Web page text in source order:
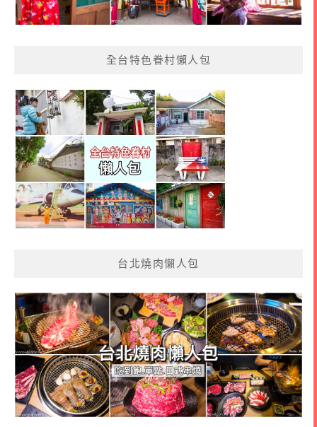
全台特色眷村懶人包
台北燒肉懶人包